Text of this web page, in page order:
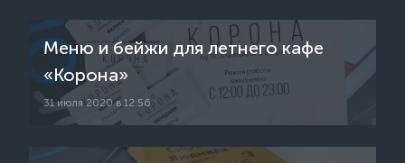
Меню и бейжи для летнего кафе
«Корона»
31 июля 2020 в 12:56